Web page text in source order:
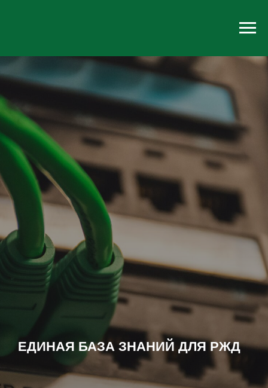
ЕДИНАЯ БАЗА ЗНАНИЙ ДЛЯ РЖД